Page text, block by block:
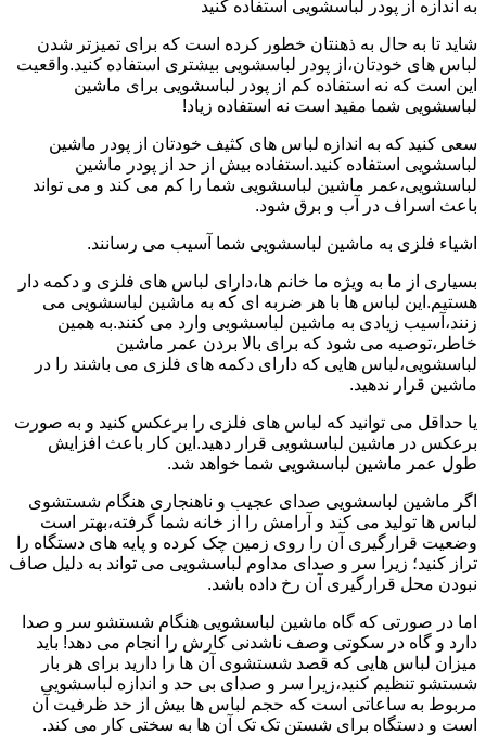
به اندازه از پودر لباسشویی استفاده کنید
شاید تا به حال به ذهنتان خطور کرده است که برای تمیزتر شدن
لباس های خودتان،از پودر لباسشویی بیشتری استفاده کنید.واقعیت
این است که نه استفاده کم از پودر لباسشویی برای ماشین
لباسشویی شما مفید است نه استفاده زیاد!
سعی کنید که به اندازه لباس های کثیف خودتان از پودر ماشین
لباسشویی استفاده کنید.استفاده بیش از حد از پودر ماشین
لباسشویی،عمر ماشین لباسشویی شما را کم می کند و می تواند
باعث اسراف در آب و برق شود.
اشیاء فلزی به ماشین لباسشویی شما آسیب می رسانند.
بسیاری از ما به ویژه ما خانم ها،دارای لباس های فلزی و دکمه دار
هستیم.این لباس ها با هر ضربه ای که به ماشین لباسشویی می
زنند،آسیب زیادی به ماشین لباسشویی وارد می کنند.به همین
خاطر،توصیه می شود که برای بالا بردن عمر ماشین
لباسشویی،لباس هایی که دارای دکمه های فلزی می باشند را در
ماشین قرار ندهید.
یا حداقل می توانید که لباس های فلزی را برعکس کنید و به صورت
برعکس در ماشین لباسشویی قرار دهید.این کار باعث افزایش
طول عمر ماشین لباسشویی شما خواهد شد.
اگر ماشین لباسشویی صدای عجیب و ناهنجاری هنگام شستشوی
لباس ها تولید می کند و آرامش را از خانه شما گرفته،بهتر است
وضعیت قرارگیری آن را روی زمین چک کرده و پایه های دستگاه را
تراز کنید؛ زیرا سر و صدای مداوم لباسشویی می تواند به دلیل صاف
نبودن محل قرارگیری آن رخ داده باشد.
اما در صورتی که گاه ماشین لباسشویی هنگام شستشو سر و صدا
دارد و گاه در سکوتی وصف ناشدنی کارش را انجام می دهد! باید
میزان لباس هایی که قصد شستشوی آن ها را دارید برای هر بار
شستشو تنظیم کنید،زیرا سر و صدای بی حد و اندازه لباسشویی
مربوط به ساعاتی است که حجم لباس ها بیش از حد ظرفیت آن
است و دستگاه برای شستن تک تک آن ها به سختی کار می کند.